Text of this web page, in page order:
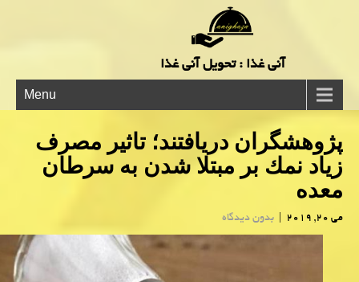
آنی غذا : تحویل آنی غذا
Menu
پژوهشگران دریافتند؛ تاثیر مصرف
زیاد نمك بر مبتلا شدن به سرطان
معده
می 20, 2019 | بدون دیدگاه